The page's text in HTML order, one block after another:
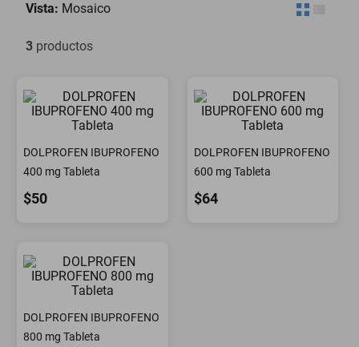
Vista: Mosaico
3 productos
DOLPROFEN IBUPROFENO
400 mg Tableta
$50
DOLPROFEN IBUPROFENO
600 mg Tableta
$64
DOLPROFEN IBUPROFENO
800 mg Tableta